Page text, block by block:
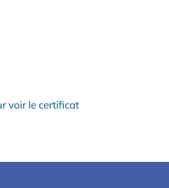
voir le certificat